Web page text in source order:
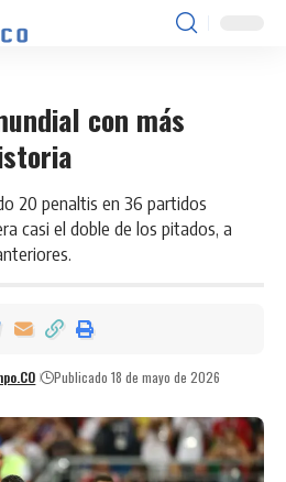
con más
20 penaltis en 36 partidos
casi el doble de los pitados, a
Publicado 18 de mayo de 2026